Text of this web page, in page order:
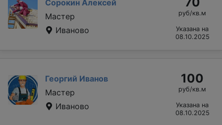
Сорокин Алексей
Мастер
Иваново
руб/кв.м
Указана на
08.10.2025
Георгий Иванов
Мастер
Иваново
100
руб/кв.м
Указана на
08.10.2025